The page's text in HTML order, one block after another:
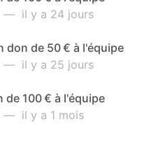
— il y a 24 jours
don de 50 € à l'équipe
— il y a 25 jours
de 100 € à l'équipe
— il y a 1 mois